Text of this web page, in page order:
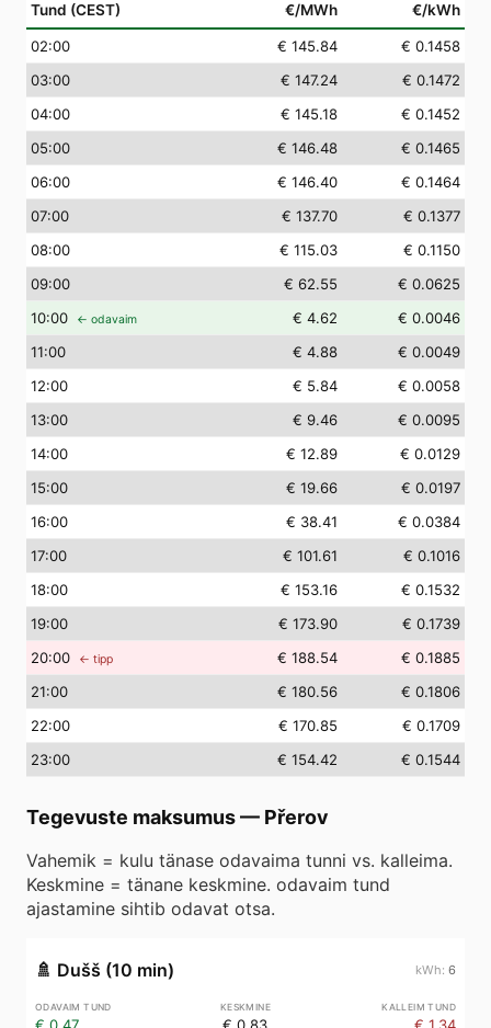
Tund (CEST) €/MWh €/kWh
02:00 € 145.84
€ 0.1458
03:00 € 147.24
€ 0.1472
04:00 € 145.18
€ 0.1452
05:00 € 146.48
€ 0.1465
06:00 € 146.40
€ 0.1464
07:00 € 137.70
€ 0.1377
08:00 € 115.03
€ 0.1150
09:00 € 62.55
€ 0.0625
10:00 ← odavaim € 4.62
€ 0.0046
11:00 € 4.88
€ 0.0049
12:00 € 5.84
€ 0.0058
13:00 € 9.46
€ 0.0095
14:00 € 12.89
€ 0.0129
15:00 € 19.66
€ 0.0197
16:00 € 38.41
€ 0.0384
17:00 € 101.61
€ 0.1016
18:00 € 153.16
€ 0.1532
19:00 € 173.90
€ 0.1739
20:00 ← tipp € 188.54
€ 0.1885
21:00 € 180.56
€ 0.1806
22:00 € 170.85
€ 0.1709
23:00 € 154.42 € 0.1544
Tegevuste maksumus— Přerov
Vahemik = kulu tänase odavaima tunni vs. kalleima.
Keskmine = tänane keskmine. odavaim tund
ajastamine sihtib odavat otsa.
🚿 Dušš (10 min) 6